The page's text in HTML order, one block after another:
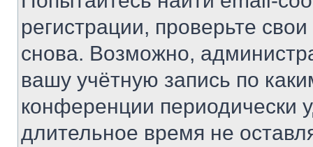
регистрации, проверьте
снова. Возможно,
вашу учётную запись по
конференции периодически
длительное время не